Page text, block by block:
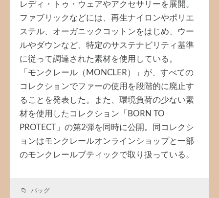
レディ・トゥ・ウェアやアクセサリーを展開。
ファブリックなどには、再生ナイロンやポリエ
ステル、オーガニックコットンをはじめ、ウー
ルやダウンなど、特定のサステナビリティ基準
に従って調達された素材を使用している。
「モンクレール（MONCLER）」が、すべての
コレクションでファーの使用を段階的に廃止す
ることを発表した。また、環境負荷の少ない素
材を使用したコレクション「BORN TO
PROTECT」の第2弾を同時に公開。同コレクシ
ョンはモンクレールオンラインショップと一部
のモンクレールブティックで取り扱っている。
バッグ